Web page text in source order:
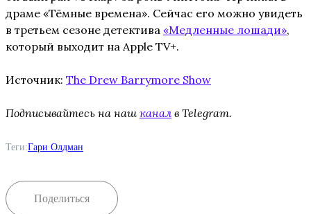
драме «Тёмные времена». Сейчас его можно увидеть
в третьем сезоне детектива «Медленные лошади»,
который выходит на Apple TV+.
Источник: The Drew Barrymore Show
Подписывайтесь на наш канал в Telegram.
Теги:Гари Олдман
Поделиться